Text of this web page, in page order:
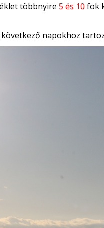
többnyire 5 és 10 fok
napokhoz